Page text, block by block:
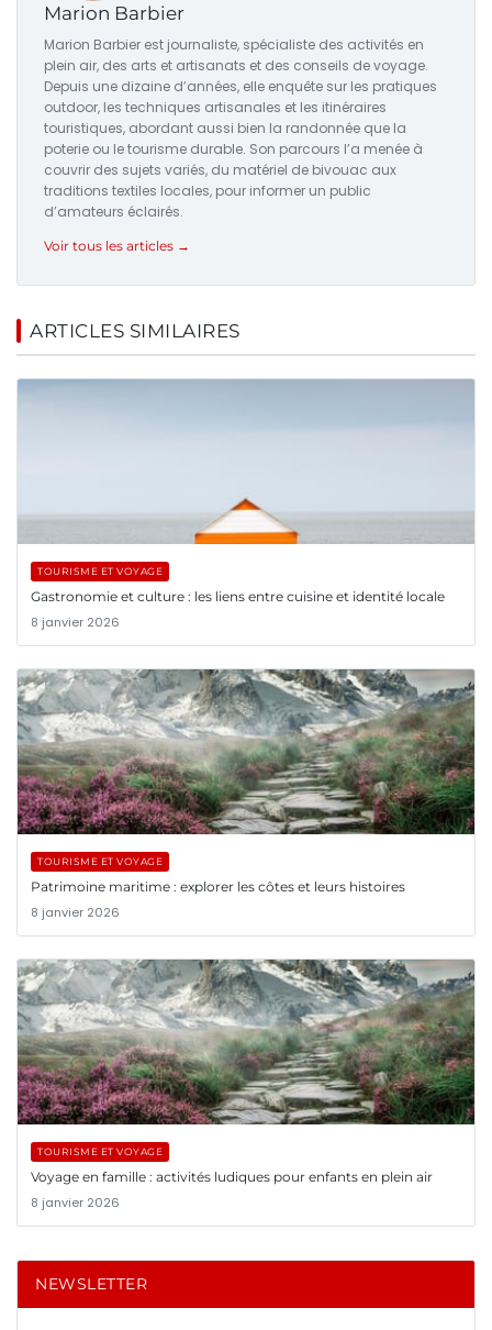
Marion Barbier
Marion Barbier est journaliste, spécialiste des activités en
plein air, des arts et artisanats et des conseils de voyage.
Depuis une dizaine d’années, elle enquête sur les pratiques
outdoor, les techniques artisanales et les itinéraires
touristiques, abordant aussi bien la randonnée que la
poterie ou le tourisme durable. Son parcours l’a menée à
couvrir des sujets variés, du matériel de bivouac aux
traditions textiles locales, pour informer un public
d’amateurs éclairés.
Voir tous les articles →
ARTICLES SIMILAIRES
TOURISME ET VOYAGE
Gastronomie et culture : les liens entre cuisine et identité locale
8 janvier 2026
TOURISME ET VOYAGE
Patrimoine maritime : explorer les côtes et leurs histoires
8 janvier 2026
TOURISME ET VOYAGE
Voyage en famille : activités ludiques pour enfants en plein air
8 janvier 2026
NEWSLETTER